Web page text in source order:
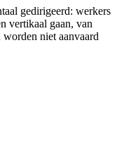
gedirigeerd: werkers
vertikaal gaan, van
niet aanvaard